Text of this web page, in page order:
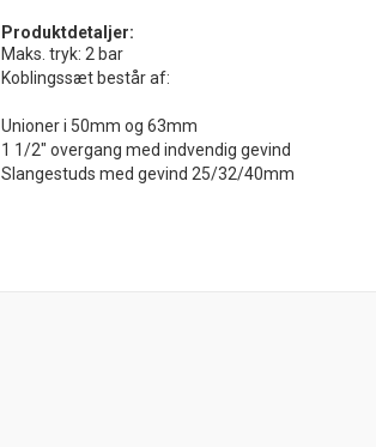
Produktdetaljer:
Maks. tryk: 2 bar
Koblingssæt består af:
Unioner i 50mm og 63mm
1 1/2" overgang med indvendig gevind
Slangestuds med gevind 25/32/40mm